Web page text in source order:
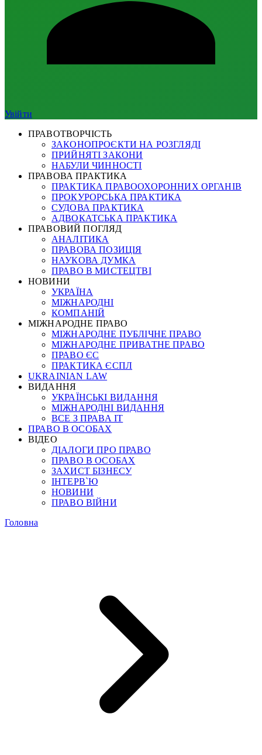
Увійти
ПРАВОТВОРЧІСТЬ
ЗАКОНОПРОЄКТИ НА РОЗГЛЯДІ
ПРИЙНЯТІ ЗАКОНИ
НАБУЛИ ЧИННОСТІ
ПРАВОВА ПРАКТИКА
ПРАКТИКА ПРАВООХОРОННИХ ОРГАНІВ
ПРОКУРОРСЬКА ПРАКТИКА
СУДОВА ПРАКТИКА
АДВОКАТСЬКА ПРАКТИКА
ПРАВОВИЙ ПОГЛЯД
АНАЛІТИКА
ПРАВОВА ПОЗИЦІЯ
НАУКОВА ДУМКА
ПРАВО В МИСТЕЦТВІ
НОВИНИ
УКРАЇНА
МІЖНАРОДНІ
КОМПАНІЙ
МІЖНАРОДНЕ ПРАВО
МІЖНАРОДНЕ ПУБЛІЧНЕ ПРАВО
МІЖНАРОДНЕ ПРИВАТНЕ ПРАВО
ПРАВО ЄС
ПРАКТИКА ЄСПЛ
UKRAINIAN LAW
ВИДАННЯ
УКРАЇНСЬКІ ВИДАННЯ
МІЖНАРОДНІ ВИДАННЯ
ВСЕ З ПРАВА ІТ
ПРАВО В ОСОБАХ
ВІДЕО
ДІАЛОГИ ПРО ПРАВО
ПРАВО В ОСОБАХ
ЗАХИСТ БІЗНЕСУ
ІНТЕРВ`Ю
НОВИНИ
ПРАВО ВІЙНИ
Головна